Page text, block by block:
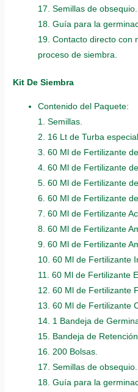
17. Semillas de obsequio.
18. Guía para la
19. Contacto directo con
proceso de siembra.
Kit De Siembra
Contenido del Paquete:
1. Semillas.
2. 16 Lt de Turba
3. 60 Ml de Fertilizante
4. 60 Ml de Fertilizante
5. 60 Ml de Fertilizante
6. 60 Ml de Fertilizante
7. 60 Ml de Fertilizante
8. 60 Ml de Fertilizante
9. 60 Ml de Fertilizante
10. 60 Ml de Fertilizante
11. 60 Ml de Fertilizante
12. 60 Ml de Fertilizante
13. 60 Ml de Fertilizante
14. 1 Bandeja de
15. Bandeja de Retención.
16. 200 Bolsas.
17. Semillas de obsequio.
18. Guía para la